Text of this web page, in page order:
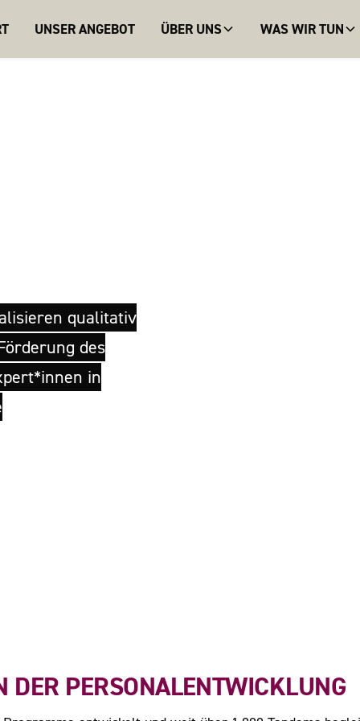
UNSER ANGEBOT ÜBER UNS WAS WIR TUN
qualitativ
des
in
PERSONALENTWICKLUNG